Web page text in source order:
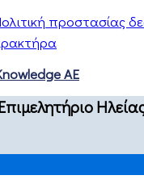
προστασίας
AE